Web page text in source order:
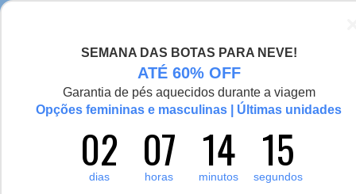
SEMANA DAS BOTAS PARA NEVE!
ATÉ 60% OFF
Garantia de pés aquecidos durante a viagem
Opções femininas e masculinas | Últimas unidades
02
dias 07
horas 14
minutos 15
segundos
Outras Marcas Heat Holders Luvas Térmicas
Luvas térmicas Heat Holders para manter as mãos aquecidas no